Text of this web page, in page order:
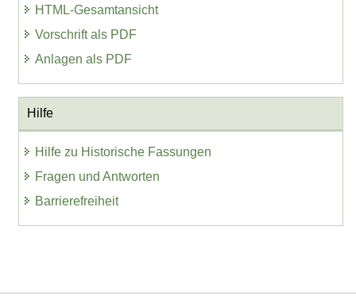
HTML-Gesamtansicht
Vorschrift als PDF
Anlagen als PDF
Hilfe
Hilfe zu Historische Fassungen
Fragen und Antworten
Barrierefreiheit